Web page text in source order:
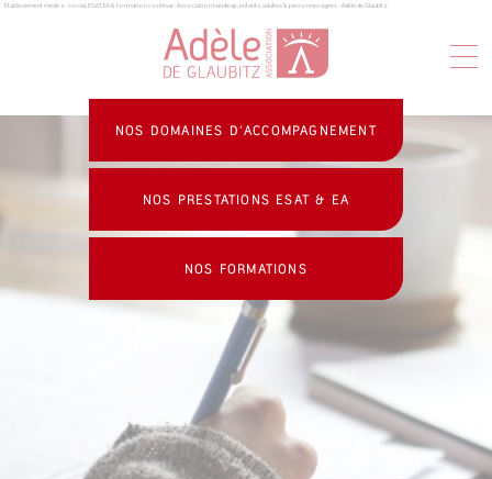
Panneau de gestion des cookies
Établissement médico-social, ESAT, EA & formation continue : Association handicap, enfants, adultes & personnes âgées - Adèle de Glaubitz
NOS DOMAINES D’ACCOMPAGNEMENT
NOS PRESTATIONS ESAT & EA
NOS FORMATIONS